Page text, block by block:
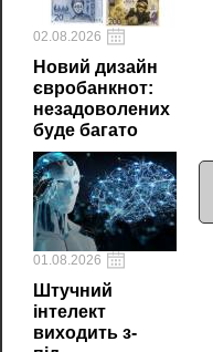
02.08.2026
Новий дизайн
євробанкнот:
незадоволених
буде багато
01.08.2026
Штучний
інтелект
виходить з-